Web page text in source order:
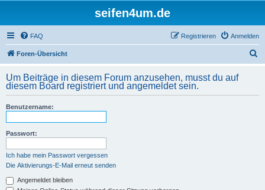
seifen4um.de
FAQ Anmelden
Registrieren
Foren-Übersicht
h
Um Beiträge in diesem Forum anzusehen, musst du auf
diesem Board registriert und angemeldet sein.
Benutzername:
Passwort:
Ich habe mein Passwort vergessen
Die Aktivierungs-E-Mail erneut senden
Angemeldet bleiben